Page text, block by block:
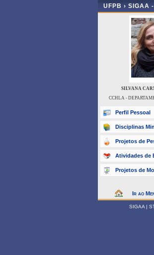
UFPB › SIGAA
SILVANA
CCHLA -
Perfil Pessoal
Disciplinas
Projetos de
Atividades de
Projetos de
Ir ao
SIGAA |